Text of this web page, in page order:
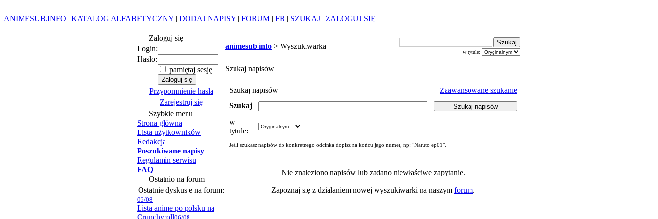
ANIMESUB.INFO | KATALOG ALFABETYCZNY | DODAJ NAPISY | FORUM | FB | SZUKAJ | ZALOGUJ SIĘ
Zaloguj się
Login:
Hasło:
pamiętaj sesję
Przypomnienie hasła
Zarejestruj się
Szybkie menu
Strona główna
Lista użytkowników
Redakcja
Poszukiwane napisy
Regulamin serwisu
FAQ
Ostatnio na forum
Ostatnie dyskusje na forum:
06/08
Lista anime po polsku na
Crunchyroll06/08
animesub.info > Wyszukiwarka
w tytule:
Szukaj napisów
Szukaj napisów
Zaawansowane szukanie
Szukaj
w
tytule:
Jeśli szukasz napisów do konkretnego odcinka dopisz na końcu jego numer, np: "Naruto ep01".
Nie znaleziono napisów lub zadano niewłaściwe zapytanie.
Zapoznaj się z działaniem nowej wyszukiwarki na naszym forum.